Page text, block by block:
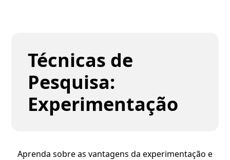
Técnicas de
Pesquisa:
Experimentação
Aprenda sobre as vantagens da experimentação e